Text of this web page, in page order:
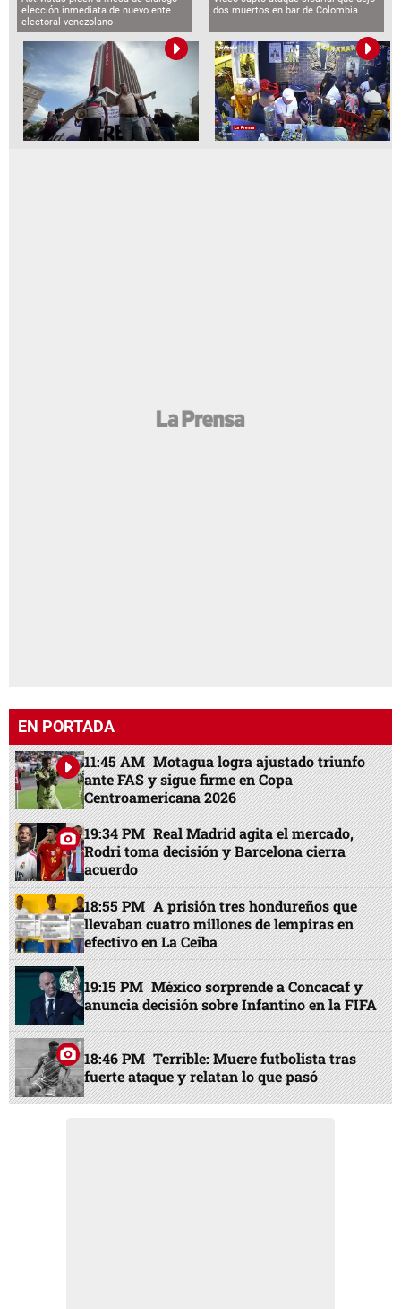
elección inmediata de nuevo ente
electoral venezolano
dos muertos en bar de Colombia
EN PORTADA
11:45 AM Motagua logra ajustado triunfo
ante FAS y sigue firme en Copa
Centroamericana 2026
19:34 PM Real Madrid agita el mercado,
Rodri toma decisión y Barcelona cierra
acuerdo
18:55 PM A prisión tres hondureños que
llevaban cuatro millones de lempiras en
efectivo en La Ceiba
19:15 PM México sorprende a Concacaf y
anuncia decisión sobre Infantino en la FIFA
18:46 PM Terrible: Muere futbolista tras
fuerte ataque y relatan lo que pasó